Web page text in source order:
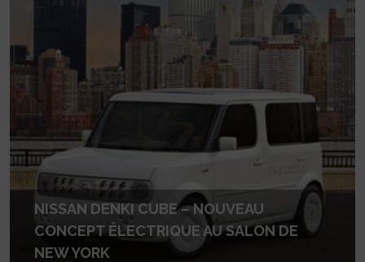
NISSAN DENKI CUBE – NOUVEAU
CONCEPT ÉLECTRIQUE AU SALON DE
NEW YORK